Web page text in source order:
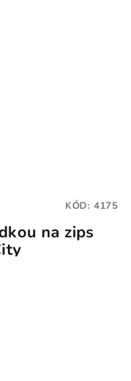
na zips
KÓD: 4175